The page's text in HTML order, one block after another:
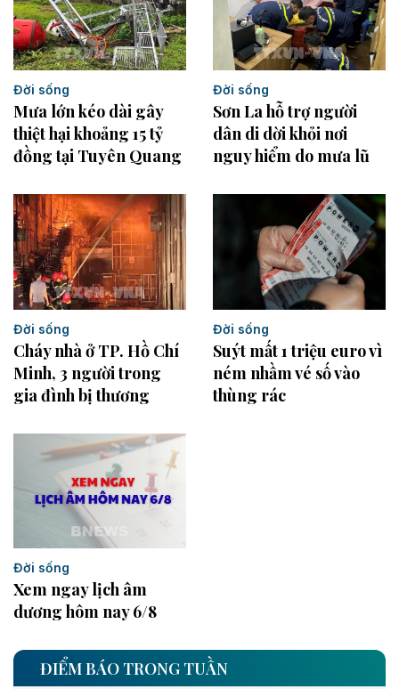
Đời sống
Mưa lớn kéo dài gây
thiệt hại khoảng 15 tỷ
đồng tại Tuyên Quang
Đời sống
Sơn La hỗ trợ người
dân di dời khỏi nơi
nguy hiểm do mưa lũ
Đời sống
Cháy nhà ở TP. Hồ Chí
Minh, 3 người trong
gia đình bị thương
Đời sống
Suýt mất 1 triệu euro vì
ném nhầm vé số vào
thùng rác
Đời sống
Xem ngay lịch âm
dương hôm nay 6/8
ĐIỂM BÁO TRONG TUẦN